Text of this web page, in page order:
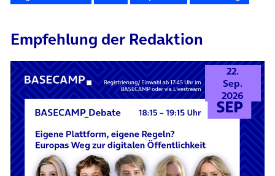
Empfehlung der Redaktion
22.
Sep.
2026